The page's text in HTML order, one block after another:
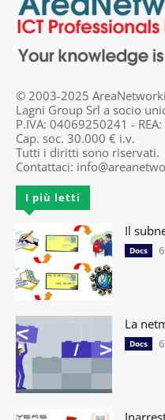
© 2003-2025
Lagni Group Srl a socio
P.IVA: 04069250241 -
Cap. soc. 30.000 € i.v.
Tutti i diritti sono riservati.
Contattaci:
I più letti
Il
Docs
La
Docs